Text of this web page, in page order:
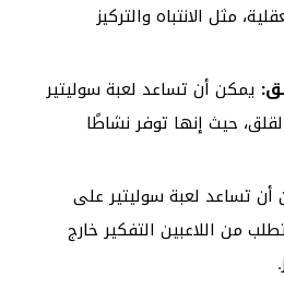
مثل الانتباه والتركيز
يمكن أن تساعد لعبة سوليتير
حيث إنها توفر نشاطًا
أن تساعد لعبة سوليتير على
من اللاعبين التفكير خارج